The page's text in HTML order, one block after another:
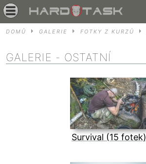
DOMŮ GALERIE FOTKY Z KURZŮ
GALERIE - OSTATNÍ
Survival (15 fotek)